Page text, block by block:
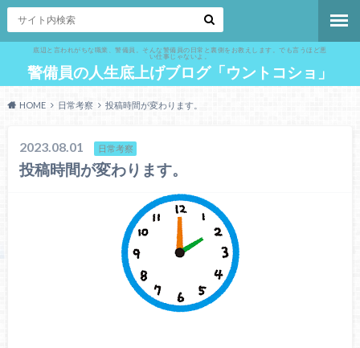
底辺と言われがちな職業、警備員。そんな警備員の日常と裏側をお教えします。でも言うほど悪
い仕事じゃないよ。
警備員の人生底上げブログ「ウントコショ」
HOME 日常考察 投稿時間が変わります。
2023.08.01 日常考察
投稿時間が変わります。